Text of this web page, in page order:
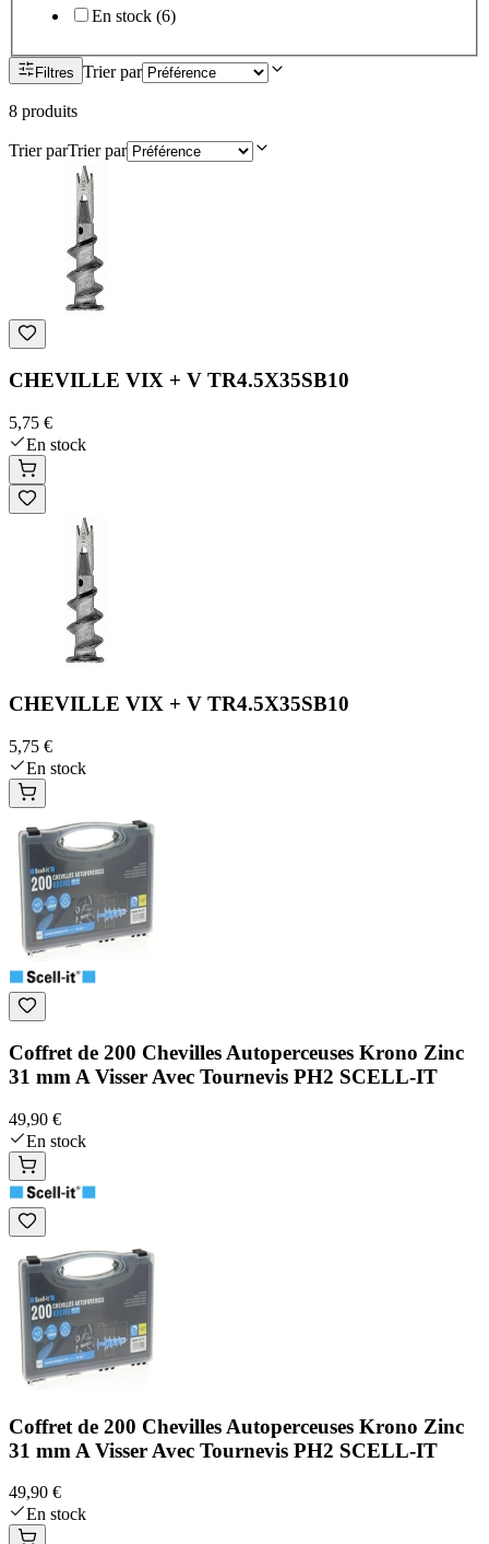
En stock (6)
Filtres Trier par
8 produits
Trier parTrier par
CHEVILLE VIX + V TR4.5X35SB10
5,75 €
En stock
CHEVILLE VIX + V TR4.5X35SB10
5,75 €
En stock
Coffret de 200 Chevilles Autoperceuses Krono Zinc
31 mm A Visser Avec Tournevis PH2 SCELL-IT
49,90 €
En stock
Coffret de 200 Chevilles Autoperceuses Krono Zinc
31 mm A Visser Avec Tournevis PH2 SCELL-IT
49,90 €
En stock